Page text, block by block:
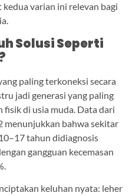
varian ini relevan bagi
Solusi Seperti
paling terkoneksi secara
jadi generasi yang paling
fisik di usia muda. Data dari
bahwa sekitar
tahun didiagnosis
gangguan kecemasan
keluhan nyata: leher